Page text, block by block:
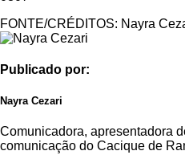
FONTE/CRÉDITOS: Nayra
Publicado por:
Nayra Cezari
Comunicadora, apresentadora
comunicação do Cacique de